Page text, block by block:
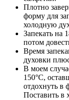
Плотно
форму для
холодную
Запекать на
потом
Время
духовки
В моем
150°C,
отдохнуть в
Поставить в